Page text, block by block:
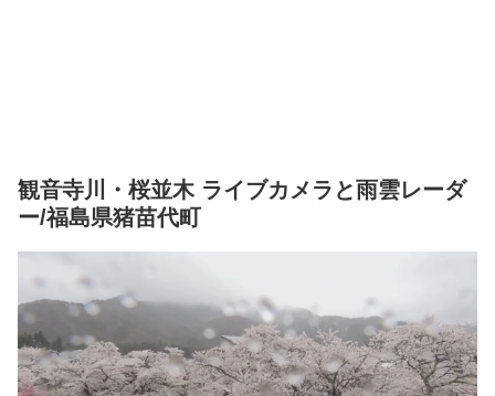
観音寺川・桜並木 ライブカメラと雨雲レーダ
ー/福島県猪苗代町